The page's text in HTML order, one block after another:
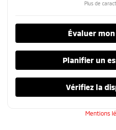
Plus de
Évaluer
Planifier un
Vérifiez la
Mentions